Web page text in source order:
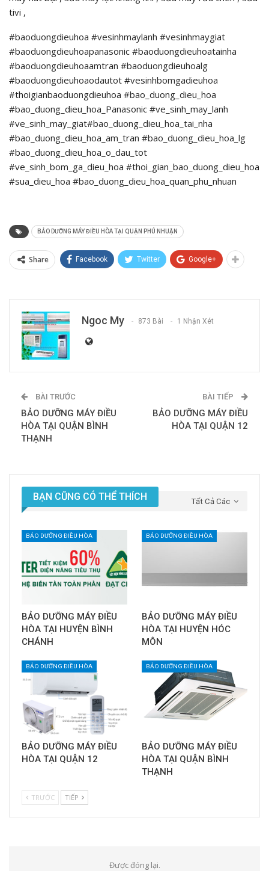
tivi ,
#baoduongdieuhoa #vesinhmaylanh #vesinhmaygiat
#baoduongdieuhoapanasonic #baoduongdieuhoatainha
#baoduongdieuhoaamtran #baoduongdieuhoalg
#baoduongdieuhoaodautot #vesinhbomgadieuhoa
#thoigianbaoduongdieuhoa #bao_duong_dieu_hoa
#bao_duong_dieu_hoa_Panasonic #ve_sinh_may_lanh
#ve_sinh_may_giat#bao_duong_dieu_hoa_tai_nha
#bao_duong_dieu_hoa_am_tran #bao_duong_dieu_hoa_lg
#bao_duong_dieu_hoa_o_dau_tot
#ve_sinh_bom_ga_dieu_hoa #thoi_gian_bao_duong_dieu_hoa
#sua_dieu_hoa #bao_duong_dieu_hoa_quan_phu_nhuan
BẢO DƯỠNG MÁY ĐIỀU HÒA TẠI QUẬN PHÚ NHUẬN
Share Facebook Twitter Google+
Ngoc My 873 Bài 1 Nhận Xét
BÀI TRƯỚC
BẢO DƯỠNG MÁY ĐIỀU
HÒA TẠI QUẬN BÌNH
THẠNH
BÀI TIẾP
BẢO DƯỠNG MÁY ĐIỀU
HÒA TẠI QUẬN 12
Tất Cả Các
BẠN CŨNG CÓ THỂ THÍCH
BẢO DƯỠNG ĐIỀU HÒA
BẢO DƯỠNG MÁY ĐIỀU
HÒA TẠI HUYỆN BÌNH
CHÁNH
BẢO DƯỠNG ĐIỀU HÒA
BẢO DƯỠNG MÁY ĐIỀU
HÒA TẠI HUYỆN HÓC
MÔN
BẢO DƯỠNG ĐIỀU HÒA
BẢO DƯỠNG MÁY ĐIỀU
HÒA TẠI QUẬN 12
BẢO DƯỠNG ĐIỀU HÒA
BẢO DƯỠNG MÁY ĐIỀU
HÒA TẠI QUẬN BÌNH
THẠNH
TRƯỚC TIẾP
Được đóng lại.